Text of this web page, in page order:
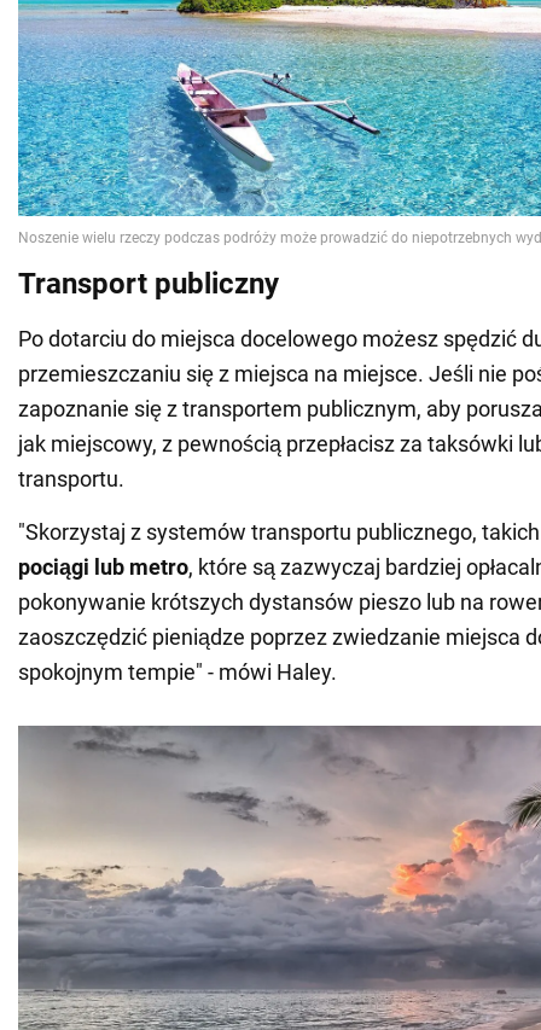
Transport publiczny
Po dotarciu do miejsca docelowego możesz spędzić
przemieszczaniu się z miejsca na miejsce. Jeśli nie
zapoznanie się z transportem publicznym, aby
jak miejscowy, z pewnością przepłacisz za taksówki
transportu.
"Skorzystaj z systemów transportu publicznego,
pociągi lub metro, które są zazwyczaj bardziej
pokonywanie krótszych dystansów pieszo lub na
zaoszczędzić pieniądze poprzez zwiedzanie miejsca
spokojnym tempie" - mówi Haley.